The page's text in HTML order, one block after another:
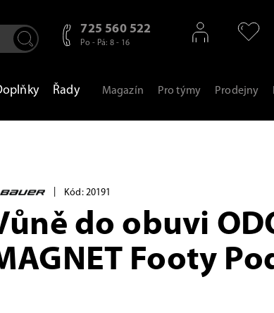
725 560 522
Po - Pá: 8 - 16
Řady Magazín Pro týmy Prodejny
Kód: 20191
do obuvi
Footy